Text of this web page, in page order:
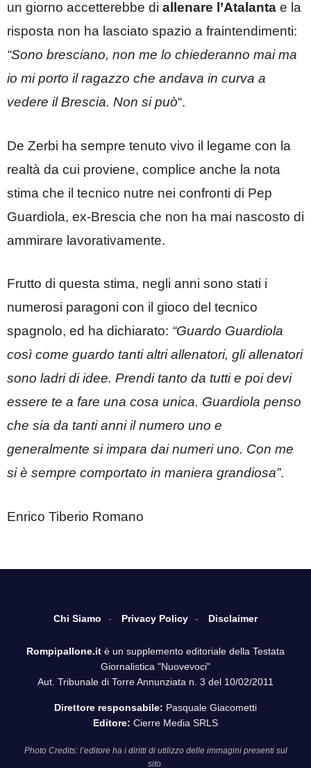
un giorno accetterebbe di allenare l’Atalanta e la
risposta non ha lasciato spazio a fraintendimenti:
“Sono bresciano, non me lo chiederanno mai ma
io mi porto il ragazzo che andava in curva a
vedere il Brescia. Non si può“.
De Zerbi ha sempre tenuto vivo il legame con la
realtà da cui proviene, complice anche la nota
stima che il tecnico nutre nei confronti di Pep
Guardiola, ex-Brescia che non ha mai nascosto di
ammirare lavorativamente.
Frutto di questa stima, negli anni sono stati i
numerosi paragoni con il gioco del tecnico
spagnolo, ed ha dichiarato: “Guardo Guardiola
così come guardo tanti altri allenatori, gli allenatori
sono ladri di idee. Prendi tanto da tutti e poi devi
essere te a fare una cosa unica. Guardiola penso
che sia da tanti anni il numero uno e
generalmente si impara dai numeri uno. Con me
si è sempre comportato in maniera grandiosa”.
Enrico Tiberio Romano
Chi Siamo Privacy Policy Disclaimer
Rompipallone.it è un supplemento editoriale della Testata
Giornalistica "Nuovevoci"
Aut. Tribunale di Torre Annunziata n. 3 del 10/02/2011
Direttore responsabile: Pasquale Giacometti
Editore: Cierre Media SRLS
Photo Credits: l’editore ha i diritti di utilizzo delle immagini presenti sul
sito.